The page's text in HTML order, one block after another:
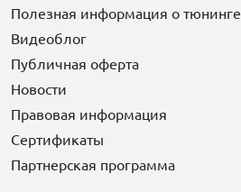
Полезная информация о тюнинге
Видеоблог
Публичная оферта
Новости
Правовая информация
Сертификаты
Партнерская программа